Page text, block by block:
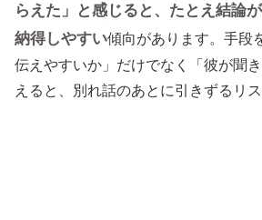
らえた」と感じると、たとえ結論
納得しやすい傾向があります。手段
伝えやすいか」だけでなく「彼が聞
えると、別れ話のあとに引きずるリ